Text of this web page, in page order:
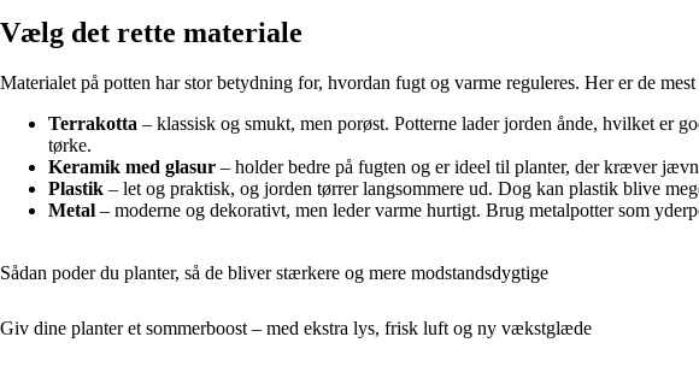
Vælg det rette materiale
Materialet på potten har stor betydning for, hvordan fugt og varme reguleres. Her er de
Terrakotta – klassisk og smukt, men porøst. Potterne lader jorden ånde, hvilket er
tørke.
Keramik med glasur – holder bedre på fugten og er ideel til planter, der kræver
Plastik – let og praktisk, og jorden tørrer langsommere ud. Dog kan plastik blive
Metal – moderne og dekorativt, men leder varme hurtigt. Brug metalpotter som
Sådan poder du planter, så de bliver stærkere og mere modstandsdygtige
Giv dine planter et sommerboost – med ekstra lys, frisk luft og ny vækstglæde